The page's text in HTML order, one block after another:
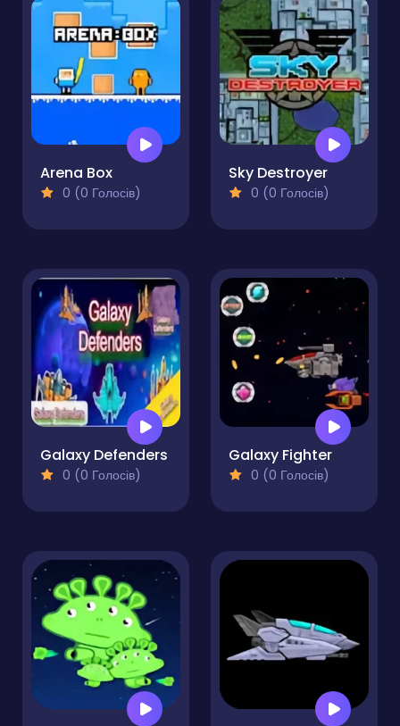
Arena Box
0 (0 Голосів)
Sky Destroyer
0 (0 Голосів)
Galaxy Defenders
0 (0 Голосів)
Galaxy Fighter
0 (0 Голосів)